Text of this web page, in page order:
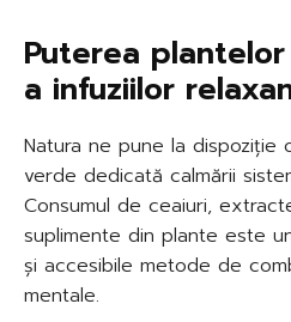
Puterea
a infuziilor
Natura ne pune la dispoziție
verde dedicată calmării
Consumul de ceaiuri,
suplimente din plante este
și accesibile metode de
mentale.